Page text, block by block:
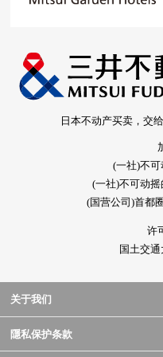
日本不动产买卖，交
(一社)不
(一社)不可动
(国营公司)首都
许
国土交
关于我们
隱私保护条款